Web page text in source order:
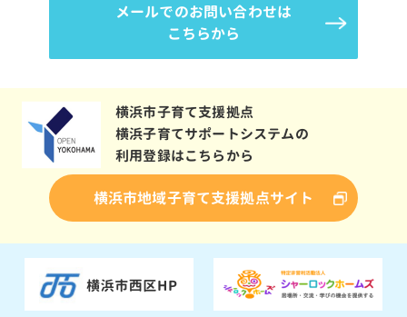
メールでのお問い合わせは
こちらから
横浜市子育て支援拠点
横浜子育てサポートシステムの
利用登録はこちらから
横浜市地域子育て支援拠点サイト